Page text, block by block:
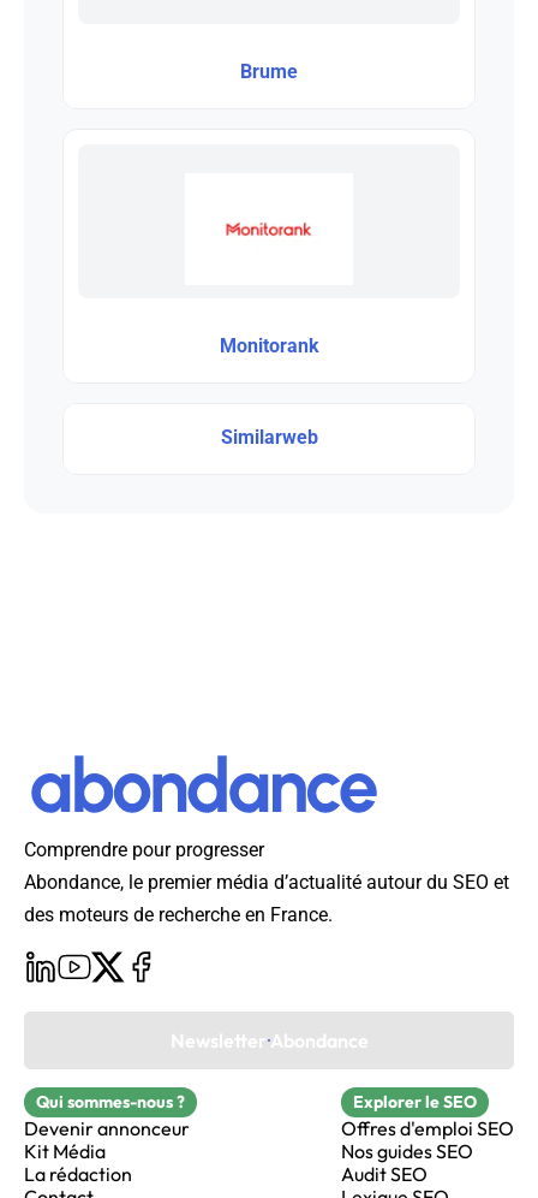
Brume
Monitorank
Similarweb
Comprendre pour progresser
Abondance, le premier média d’actualité autour du SEO et
des moteurs de recherche en France.
Newsletter Abondance
Qui sommes-nous ?
Devenir annonceur
Kit Média
La rédaction
Explorer le SEO
Offres d'emploi SEO
Nos guides SEO
Audit SEO